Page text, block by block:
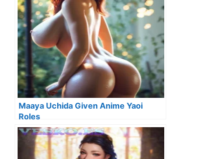
Maaya Uchida Given Anime Yaoi
Roles